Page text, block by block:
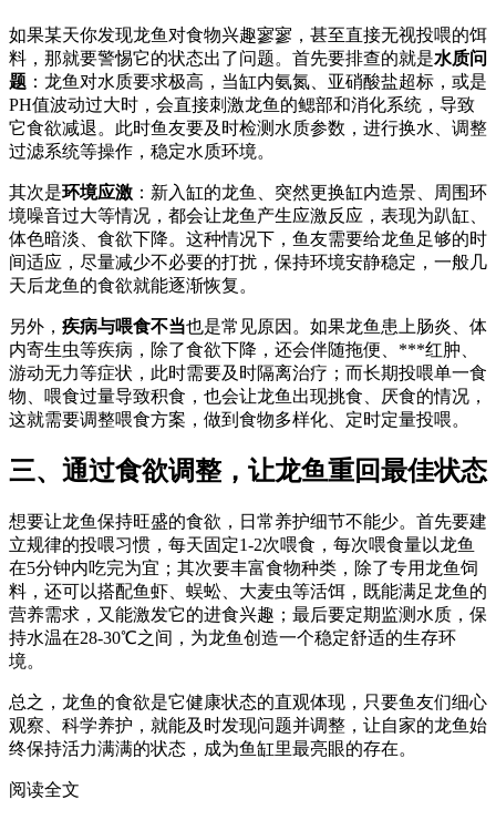
如果某天你发现龙鱼对食物兴趣寥寥，甚至直接无视投喂的饵
料，那就要警惕它的状态出了问题。首先要排查的就是水质问
题 ：龙鱼对水质要求极高，当缸内氨氮、亚硝酸盐超标，或是
PH值波动过大时，会直接刺激龙鱼的鳃部和消化系统，导致
它食欲减退。此时鱼友要及时检测水质参数，进行换水、调整
过滤系统等操作，稳定水质环境。
其次是环境应激 ：新入缸的龙鱼、突然更换缸内造景、周围环
境噪音过大等情况，都会让龙鱼产生应激反应，表现为趴缸、
体色暗淡、食欲下降。这种情况下，鱼友需要给龙鱼足够的时
间适应，尽量减少不必要的打扰，保持环境安静稳定，一般几
天后龙鱼的食欲就能逐渐恢复。
另外， 疾病与喂食不当也是常见原因。如果龙鱼患上肠炎、体
内寄生虫等疾病，除了食欲下降，还会伴随拖便、***红肿、
游动无力等症状，此时需要及时隔离治疗；而长期投喂单一食
物、喂食过量导致积食，也会让龙鱼出现挑食、厌食的情况，
这就需要调整喂食方案，做到食物多样化、定时定量投喂。
三、通过食欲调整，让龙鱼重回最佳状态
想要让龙鱼保持旺盛的食欲，日常养护细节不能少。首先要建
立规律的投喂习惯，每天固定1-2次喂食，每次喂食量以龙鱼
在5分钟内吃完为宜；其次要丰富食物种类，除了专用龙鱼饲
料，还可以搭配鱼虾、蜈蚣、大麦虫等活饵，既能满足龙鱼的
营养需求，又能激发它的进食兴趣；最后要定期监测水质，保
持水温在28-30℃之间，为龙鱼创造一个稳定舒适的生存环
境。
总之，龙鱼的食欲是它健康状态的直观体现，只要鱼友们细心
观察、科学养护，就能及时发现问题并调整，让自家的龙鱼始
终保持活力满满的状态，成为鱼缸里最亮眼的存在。
阅读全文